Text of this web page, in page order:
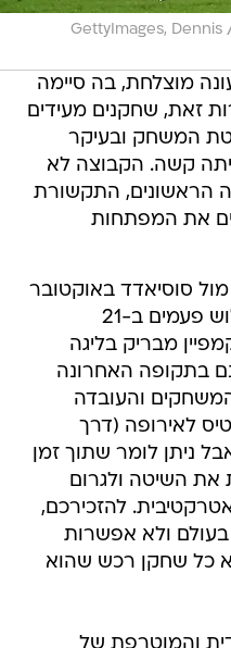
GettyImages, Dennis
מוצלחת, בה סיימה
זאת, שחקנים מעידים
המשחק ובעיקר
קשה. הקבוצה לא
הראשונים, התקשורת
את המפתחות
מול סוסיאדד באוקטובר
(1:2) ומאז נוצחה בילבאו שלוש פעמים ב-21
מבריק בליגה
בתקופה האחרונה
והעובדה
לאירופה (דרך
ניתן לומר שתוך זמן
השיטה ולגרום
להזכירכם,
בעולם ולא אפשרות
כל שחקן רכש שהוא